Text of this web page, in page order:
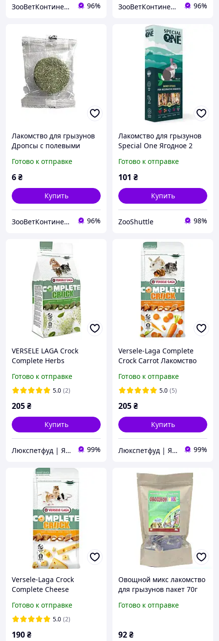
ЗооВетКонтинент 96% ЗооВетКонтинент 96%
Лакомство для грызунов
Дропсы с полевыми
Готово к отправке
6₴
Купить
ЗооВетКонтинент 96%
Лакомство для грызунов
Speciаl One Ягодное 2
Готово к отправке
101 ₴
Купить
ZooShuttle 98%
VERSELE LAGA Crock
Complete Herbs
грызунов с травами 50г
ВЕРСЕЛЕ-ЛАГА КОМПЛИТ
Готово к отправке
5.0 (2)
205₴
Купить
Люкспетфуд | Якісні зоотовари 99%
Versele-Laga Complete
Crock Carrot Лакомство
морковью 50г ВЕРСЕЛЕ-
ЛАГА КОМПЛИТ
Готово к отправке
5.0 (5)
205₴
Купить
Люкспетфуд | Якісні зоотовари 99%
Versele-Laga Crock
Complete Cheese
грызунов с сыром 50г
ВЕРСЕЛЕ-ЛАГА КОМПЛИТ
Готово к отправке
5.0 (2)
190₴
Овощной микс лакомство
для грызунов пакет 70г
Готово к отправке
92₴